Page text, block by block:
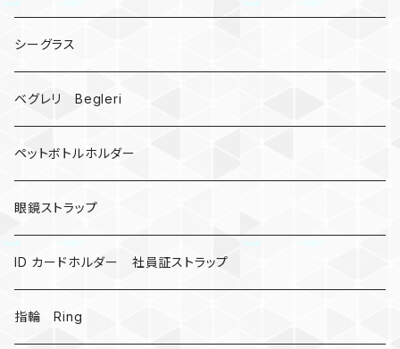
クロス十字架
ドリームキャッチャー
カウベル 熊鈴
昆虫
ミツバチ
AirTag
戦国武将、侍
シーグラス
ベグレリ Begleri
ペットボトルホルダー
眼鏡ストラップ
ID カードホルダー 社員証ストラップ
指輪 Ring